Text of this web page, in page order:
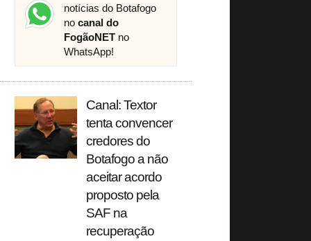
notícias do Botafogo
no canal do
FogãoNET no
WhatsApp!
Canal: Textor
tenta convencer
credores do
Botafogo a não
aceitar acordo
proposto pela
SAF na
recuperação